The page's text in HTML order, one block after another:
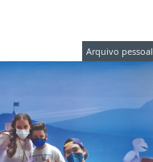
Arquivo pessoal